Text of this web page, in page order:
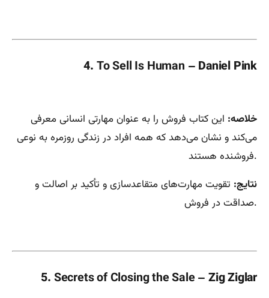
4.To Sell Is Human – Daniel Pink
خلاصه: این کتاب فروش را به عنوان مهارتی انسانی معرفی
می‌کند و نشان می‌دهد که همه افراد در زندگی روزمره به نوعی
فروشنده هستند.
نتایج: تقویت مهارت‌های متقاعدسازی و تأکید بر اصالت و
صداقت در فروش.
5.Secrets of Closing the Sale– Zig Ziglar